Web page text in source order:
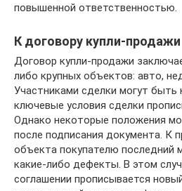
повышенной ответственностью.
К договору купли-продажи
Договор купли-продажи
либо крупных объектов: авто,
Участниками сделки могут
ключевые условия сделки
Однако некоторые положения
после подписания документа. К
объекта покупателю последний
какие-либо дефекты. В этом
соглашении прописывается